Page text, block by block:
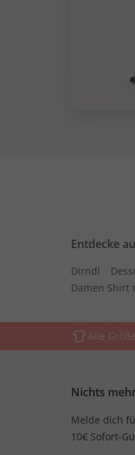
Entdecke
Dirndl
Damen Shirt
Alle
Nichts
Melde dich
10€ Sofort-